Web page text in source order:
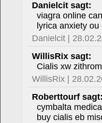
Danielcit sagt:
viagra online
lyrica anxiety
Danielcit |
WillisRix sagt:
Cialis xw
WillisRix |
Roberttourf sagt:
cymbalta
buy cialis eb